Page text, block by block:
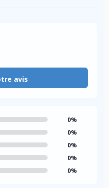
avis
0%
0%
0%
0%
0%